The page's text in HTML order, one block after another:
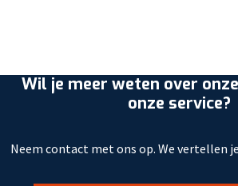
Wil je meer weten over
onze service?
Neem contact met ons op. We vertellen